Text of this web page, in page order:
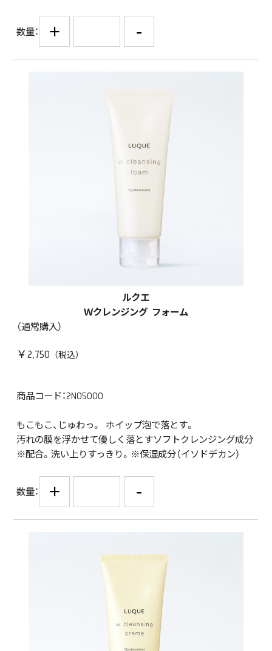
数量： + -
ルクエ
Ｗクレンジング フォーム
（通常購入）
￥2,750
商品コード：2N05000
もこもこ、じゅわっ。 ホイップ泡で落とす。
汚れの膜を浮かせて優しく落とすソフトクレンジング成分
※配合。洗い上りすっきり。※保湿成分（イソドデカン）
数量： + -